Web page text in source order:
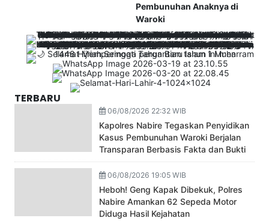
Pembunuhan Anaknya di
Waroki
TERBARU
06/08/2026 22:32 WIB
Kapolres Nabire Tegaskan Penyidikan
Kasus Pembunuhan Waroki Berjalan
Transparan Berbasis Fakta dan Bukti
06/08/2026 19:05 WIB
Heboh! Geng Kapak Dibekuk, Polres
Nabire Amankan 62 Sepeda Motor
Diduga Hasil Kejahatan